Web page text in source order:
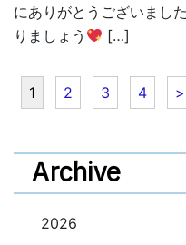
にありがとうございまし
りましょう
[…]
1 2 3 4 >
投稿ナビゲー
Archive
2026